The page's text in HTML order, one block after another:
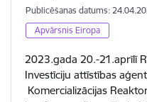
Publicēšanas datums:
Apvārsnis Eiropa
2023.gada 20.-21.aprīlī
Investīciju attīstības
Komercializācijas